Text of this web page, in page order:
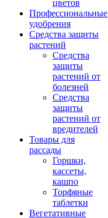
цветов
Профессиональные
удобрения
Средства защиты
растений
Средства
защиты
растений от
болезней
Средства
защиты
растений от
вредителей
Товары для
рассады
Горшки,
кассеты,
кашпо
Торфяные
таблетки
Вегетативные